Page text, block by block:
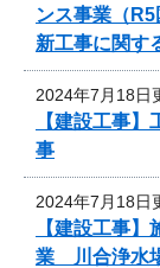
ンス事業（
新工事に関す
2024年7月18日
【建設工事
事
2024年7月18日
【建設工事
業 川合浄水